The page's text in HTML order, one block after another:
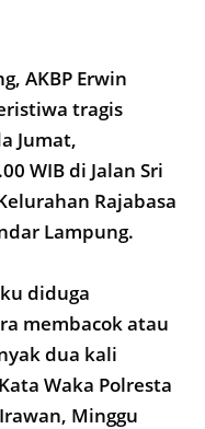
AKBP Erwin
tragis
Jumat,
WIB di Jalan Sri
Rajabasa
Lampung.
diduga
membacok atau
dua kali
Waka Polresta
Minggu